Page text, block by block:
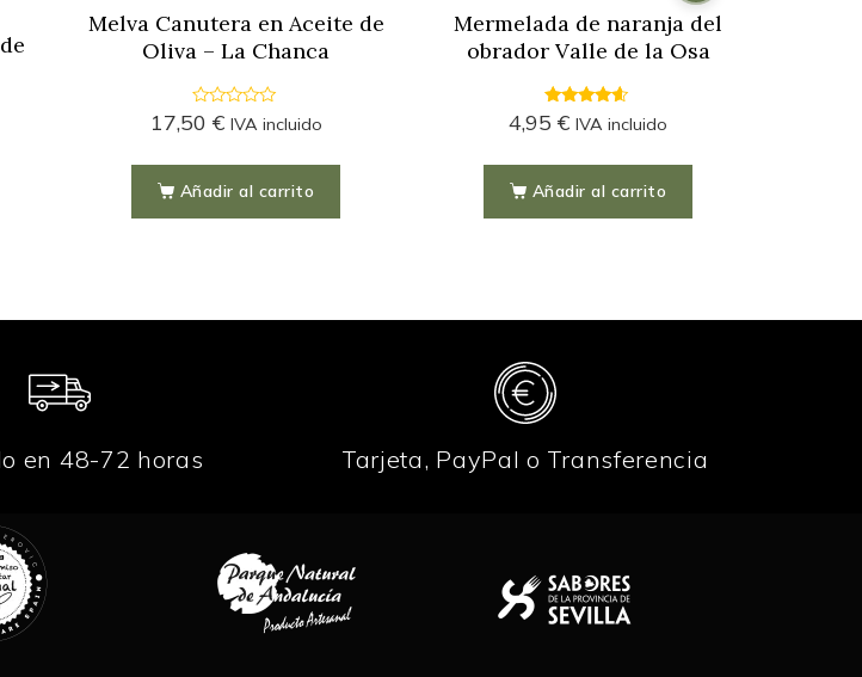
Melva Canutera en Aceite de
Oliva – La Chanca
0
o
t
f
17,50 € IVA incluido
Añadir al carrito
Mermelada de naranja del
obrador Valle de la Osa
4.38
out of 5
4,95€ IVA incluido
Añadir al carrito
en 48-72 horas Tarjeta, PayPal o Transferencia